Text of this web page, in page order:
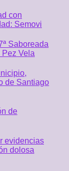
con
Semovi
Saboreada
Pez Vela
de Santiago
de
evidencias
dolosa